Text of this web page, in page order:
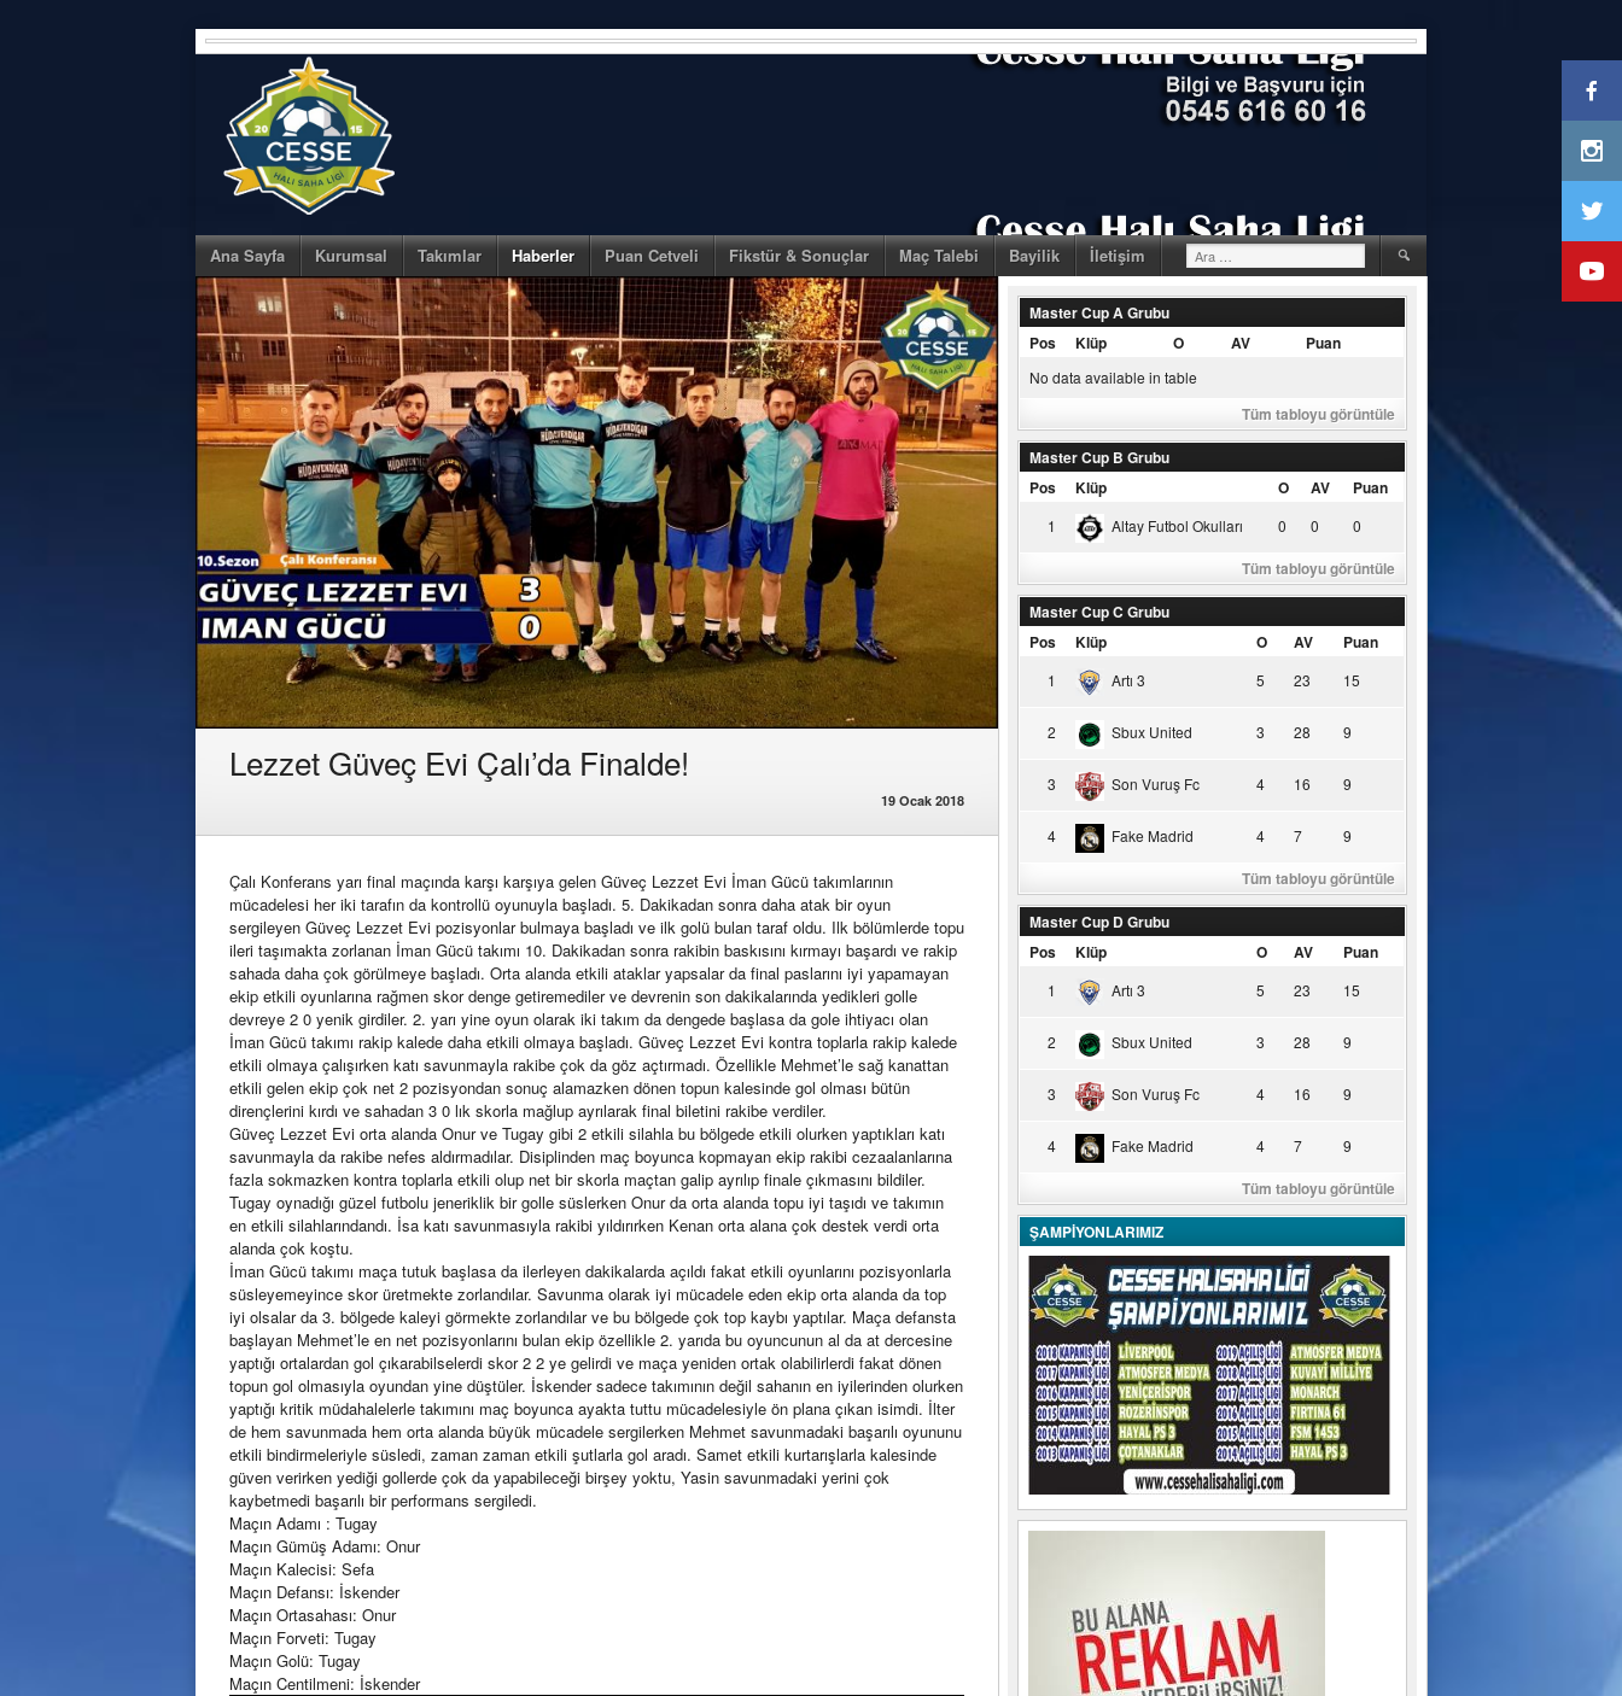
Skip
to
Ana Sayfa Kurumsal Takımlar Haberler Puan Cetveli Fikstür & Sonuçlar Maç Talebi Bayilik İletişim Arama:
Lezzet Güveç Evi Çalı’da Finalde!
19 Ocak 2018
Çalı Konferans yarı final maçında karşı karşıya gelen Güveç Lezzet Evi İman Gücü takımlarının
mücadelesi her iki tarafın da kontrollü oyunuyla başladı. 5. Dakikadan sonra daha atak bir oyun
sergileyen Güveç Lezzet Evi pozisyonlar bulmaya başladı ve ilk golü bulan taraf oldu. Ilk bölümlerde topu
ileri taşımakta zorlanan İman Gücü takımı 10. Dakikadan sonra rakibin baskısını kırmayı başardı ve rakip
sahada daha çok görülmeye başladı. Orta alanda etkili ataklar yapsalar da final paslarını iyi yapamayan
ekip etkili oyunlarına rağmen skor denge getiremediler ve devrenin son dakikalarında yedikleri golle
devreye 2 0 yenik girdiler. 2. yarı yine oyun olarak iki takım da dengede başlasa da gole ihtiyacı olan
İman Gücü takımı rakip kalede daha etkili olmaya başladı. Güveç Lezzet Evi kontra toplarla rakip kalede
etkili olmaya çalışırken katı savunmayla rakibe çok da göz açtırmadı. Özellikle Mehmet’le sağ kanattan
etkili gelen ekip çok net 2 pozisyondan sonuç alamazken dönen topun kalesinde gol olması bütün
dirençlerini kırdı ve sahadan 3 0 lık skorla mağlup ayrılarak final biletini rakibe verdiler.
Güveç Lezzet Evi orta alanda Onur ve Tugay gibi 2 etkili silahla bu bölgede etkili olurken yaptıkları katı
savunmayla da rakibe nefes aldırmadılar. Disiplinden maç boyunca kopmayan ekip rakibi cezaalanlarına
fazla sokmazken kontra toplarla etkili olup net bir skorla maçtan galip ayrılıp finale çıkmasını bildiler.
Tugay oynadığı güzel futbolu jeneriklik bir golle süslerken Onur da orta alanda topu iyi taşıdı ve takımın
en etkili silahlarındandı. İsa katı savunmasıyla rakibi yıldırırken Kenan orta alana çok destek verdi orta
alanda çok koştu.
İman Gücü takımı maça tutuk başlasa da ilerleyen dakikalarda açıldı fakat etkili oyunlarını pozisyonlarla
süsleyemeyince skor üretmekte zorlandılar. Savunma olarak iyi mücadele eden ekip orta alanda da top
iyi olsalar da 3. bölgede kaleyi görmekte zorlandılar ve bu bölgede çok top kaybı yaptılar. Maça defansta
başlayan Mehmet’le en net pozisyonlarını bulan ekip özellikle 2. yarıda bu oyuncunun al da at dercesine
yaptığı ortalardan gol çıkarabilselerdi skor 2 2 ye gelirdi ve maça yeniden ortak olabilirlerdi fakat dönen
topun gol olmasıyla oyundan yine düştüler. İskender sadece takımının değil sahanın en iyilerinden olurken
yaptığı kritik müdahalelerle takımını maç boyunca ayakta tuttu mücadelesiyle ön plana çıkan isimdi. İlter
de hem savunmada hem orta alanda büyük mücadele sergilerken Mehmet savunmadaki başarılı oyununu
etkili bindirmeleriyle süsledi, zaman zaman etkili şutlarla gol aradı. Samet etkili kurtarışlarla kalesinde
güven verirken yediği gollerde çok da yapabileceği birşey yoktu, Yasin savunmadaki yerini çok
kaybetmedi başarılı bir performans sergiledi.
Maçın Adamı : Tugay
Maçın Gümüş Adamı: Onur
Maçın Kalecisi: Sefa
Maçın Defansı: İskender
Maçın Ortasahası: Onur
Maçın Forveti: Tugay
Maçın Golü: Tugay
Maçın Centilmeni: İskender
Master Cup A Grubu
Pos
Klüp O AV Puan
No data available in table
Tüm tabloyu görüntüle
Master Cup B Grubu
Pos
Klüp O AV Puan
1 Altay Futbol Okulları 0 0 0
Tüm tabloyu görüntüle
Master Cup C Grubu
Pos
Klüp O AV Puan
1 Artı 3 5 23 15
2 Sbux United 3 28 9
3 Son Vuruş Fc 4 16 9
4 Fake Madrid 4 7 9
Tüm tabloyu görüntüle
Master Cup D Grubu
Pos
Klüp O AV Puan
1 Artı 3 5 23 15
2 Sbux United 3 28 9
3 Son Vuruş Fc 4 16 9
4 Fake Madrid 4 7 9
Tüm tabloyu görüntüle
ŞAMPİYONLARIMIZ